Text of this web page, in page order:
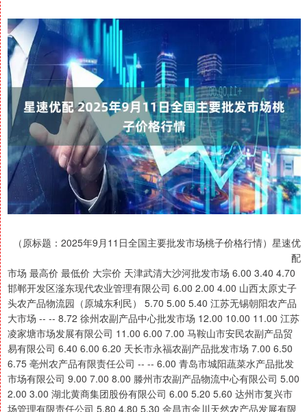
（原标题：2025年9月11日全国主要批发市场桃子价格行情）星速优
配
市场 最高价 最低价 大宗价 天津武清大沙河批发市场 6.00 3.40 4.70
邯郸开发区滏东现代农业管理有限公司 6.00 2.00 4.00 山西太原丈子
头农产品物流园（原城东利民） 5.70 5.00 5.40 江苏无锡朝阳农产品
大市场 -- -- 8.72 徐州农副产品中心批发市场 12.00 10.00 11.00 江苏
凌家塘市场发展有限公司 11.00 6.00 7.00 马鞍山市安民农副产品贸
易有限公司 6.40 6.00 6.20 天长市永福农副产品批发市场 7.00 6.50
6.75 亳州农产品有限责任公司 -- -- 6.00 青岛市城阳蔬菜水产品批发
市场有限公司 9.00 7.00 8.00 滕州市农副产品物流中心有限公司 5.00
2.00 3.00 湖北黄商集团股份有限公司 6.00 5.20 5.60 达州市复兴市
场管理有限责任公司 5.80 4.80 5.30 金昌市金川天然农产品发展有限